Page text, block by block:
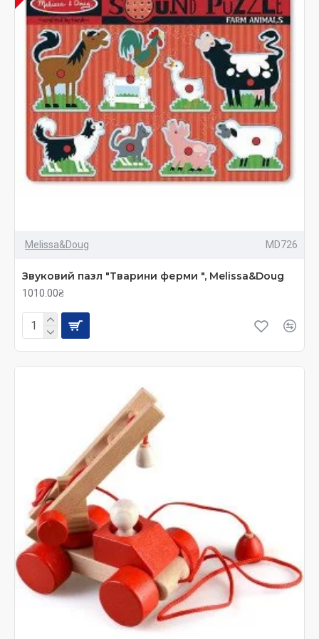
Изготовленные из экологически чистой древесины
игрушки обладают массой неоспоримых достоинств,
оказывающих, по мнению современных психологов,
воспитателей и педагогов, положительное влияние
на всестороннее развитие детей:
Они способствуют развитию мелкой моторики,
логики и пространственного представления,
совершенствуют критическое мышление,
пробуждают творческие способности, а
Кроме перечисленных преимуществ, изделия
плюсов: они экологически чисты, не
маленьких крох, прочны (нет риска сломать, и
пораниться отколовшейся частичкой),
долговечны, не содержат мелких деталей,
способных попасть в дыхательные пути.
Развивающие игрушки
из дерева для детей
разного возраста:
ассортимент и
приносимая польза
Буквально с первых дней жизни младенцы
начинают познавать окружающий их мир всеми
возможными способами: с помощью зрения, вкуса,
слуха, обоняния и тактильных ощущений. И
отличными помощниками в этом важном деле
являются, грамотно подобранные по возрасту крохи,
Melissa&Doug MD726
Звуковий пазл "Тварини ферми ", Melissa&Doug
1010.00₴